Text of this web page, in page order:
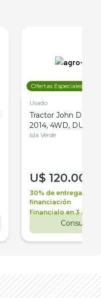
Ofertas Especiales
Usado
Tractor John Deere
2014, 4WD, DUAL
Isla Verde
U$ 120.000
30% de entrega +
financiación
Financialo en 3 años
Consultar